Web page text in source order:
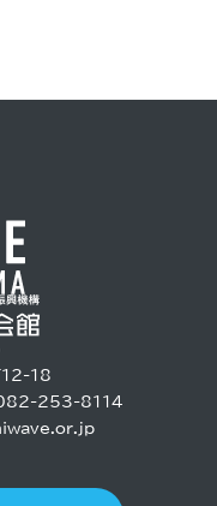
12-18
253-8114